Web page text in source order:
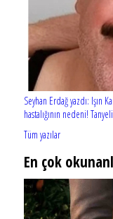
Seyhan Erdağ yazdı: Işın
hastalığının nedeni!
Tüm yazılar
En çok